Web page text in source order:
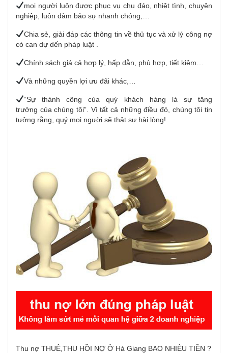
mọi ngườiluôn được phục vụ chu đáo, nhiệt tình, chuyên
nghiệp, luôn đảm bảo sự nhanh chóng
Chia sẻ, giải đápcác thông tin vềthủ tụcvà xử lý công nợ
có can dự dến pháp luật
Chính sách giá cả hợp lý, hấp dẫn, phù hợp, tiết kiệm…
Và những quyền lợi ưu đãi khác,…
“Sự thành côngcủa quý khách hàng là sựtăng
trưởng của chúng tôi”. Vì tất cả những điều đó, chúng tôi tin
tưởng rằng, quý mọi người sẽ thật sự hài lòng!.
Thu nợ THUÊ,THU HỒI NỢ Ở Hà Giang BAO NHIÊU TIỀN ?